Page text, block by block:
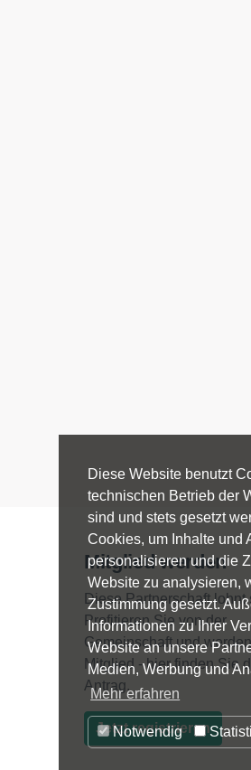
Diese Website benutzt
technischen Betrieb der
sind und stets gesetzt
Cookies, um Inhalte und
personalisieren und die
Website zu analysieren,
Zustimmung gesetzt.
Informationen zu Ihrer
Website an unsere
Medien, Werbung und
Mehr erfahren
Notwendig
Mitglied werden
Diese Partnerschaft lohnt
Profitieren Sie von der
Gemeinschaft und
Mitglied - hier finden Sie
Antrag.
Jetzt registrieren